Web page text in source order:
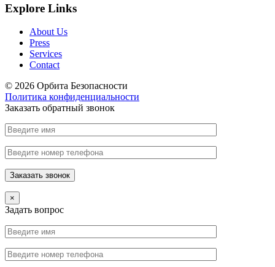
Explore Links
About Us
Press
Services
Contact
© 2026 Орбита Безопасности
Политика конфиденциальности
Заказать обратный звонок
×
Задать вопрос